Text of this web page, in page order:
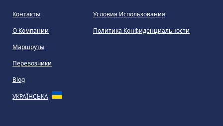
Контакты
О Компании
Маршруты
Перевозчики
Blog
УКРАЇНСЬКА
Условия Использования
Политика Конфиденциальности